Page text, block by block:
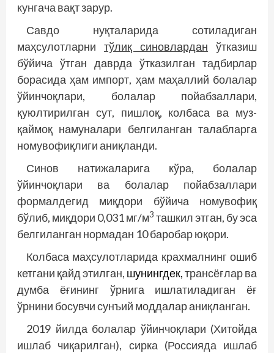
кунгача вақт зарур.
Савдо нуқталарида сотиладиган
маҳсулотларни тўлиқ синовлардан ўтказиш
бўйича ўтган даврда ўтказилган тадбирлар
борасида ҳам импорт, ҳам маҳаллий болалар
ўйинчоқлари, болалар пойабзаллари,
қуюлтирилган сут, пишлоқ, колбаса ва муз­
қаймоқ намуналари белгиланган талабларга
номувофиқлиги аниқланди.
Синов натижаларига кўра, болалар
ўйинчоқлари ва болалар пойабзаллари
формалдегид миқдори бўйича номувофиқ
бўлиб, миқдори 0,031 мг/м3 ташкил этган, бу эса
белгиланган нормадан 10 баробар юқори.
Колбаса маҳсулотларида крахмалнинг ошиб
кетгани қайд этилган, шунингдек,трансёғлар ва
думба ёғининг ўрнига ишлатиладиган ёғ
ўрнини босувчи сунъий моддалар аниқланган.
2019 йилда болалар ўйинчоқлари (Хитойда
ишлаб чиқарилган), сирка (Россияда ишлаб